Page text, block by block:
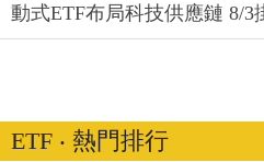
動式ETF布局科技供應鏈 8/3
ETF ‧ 熱門排行